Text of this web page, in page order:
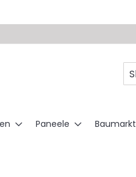
Paneele Baumarkt